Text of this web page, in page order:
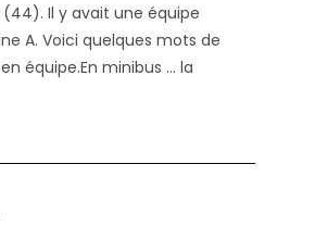
Il y avait une équipe
A. Voici quelques mots de
équipe.En minibus … la